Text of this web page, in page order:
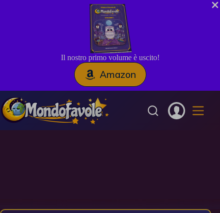
Il nostro primo volume è uscito!
Amazon
al
contenuto